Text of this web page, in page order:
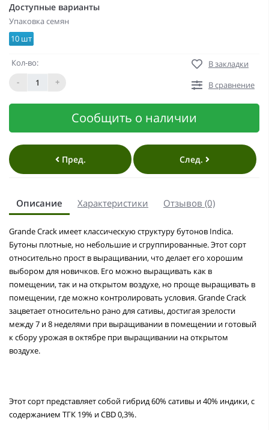
Доступные варианты
Упаковка семян
10 шт
Кол-во:
-
+
В закладки
В сравнение
Сообщить о наличии
Пред. След.
Описание Характеристики Отзывов (0)
Grande Crack имеет классическую структуру бутонов Indica.
Бутоны плотные, но небольшие и сгруппированные. Этот сорт
относительно прост в выращивании, что делает его хорошим
выбором для новичков. Его можно выращивать как в
помещении, так и на открытом воздухе, но проще выращивать в
помещении, где можно контролировать условия. Grande Crack
зацветает относительно рано для сативы, достигая зрелости
между 7 и 8 неделями при выращивании в помещении и готовый
к сбору урожая в октябре при выращивании на открытом
воздухе.
Этот сорт представляет собой гибрид 60% сативы и 40% индики, с
содержанием ТГК 19% и CBD 0,3%.